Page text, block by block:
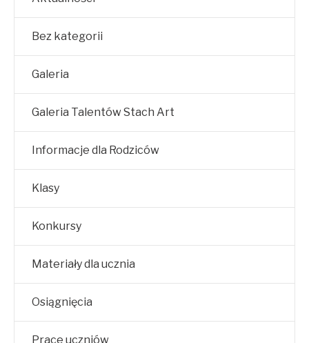
Bez kategorii
Galeria
Galeria Talentów Stach Art
Informacje dla Rodziców
Klasy
Konkursy
Materiały dla ucznia
Osiągnięcia
Prace uczniów